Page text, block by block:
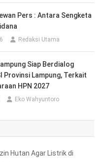
Pers : Antara Sengketa
Redaksi Utama
Siap Berdialog
Provinsi Lampung, Terkait
HPN 2027
Eko Wahyuntoro
Hutan Agar Listrik di